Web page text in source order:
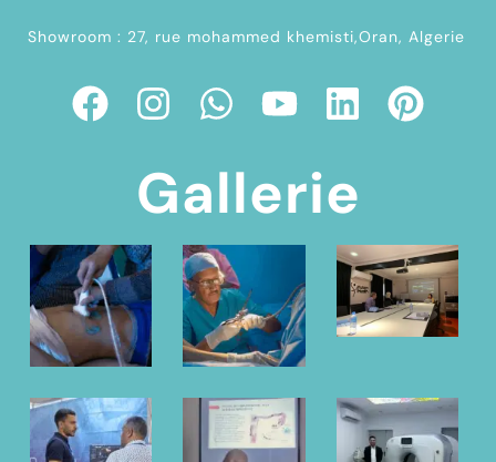
Showroom : 27, rue mohammed khemisti,Oran, Algerie
Gallerie